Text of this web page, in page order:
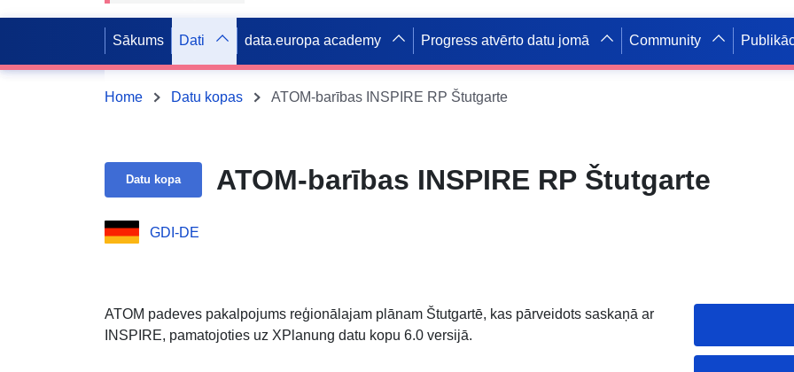
Sākums Dati data.europa academy Progress atvērto datu jomā Community
Home Datu kopas ATOM-barības INSPIRE RP Štutgarte
Datu kopa ATOM-barības INSPIRE RP Štutgarte
GDI-DE
ATOM padeves pakalpojums reģionālajam plānam Štutgartē, kas pārveidots saskaņā ar
INSPIRE, pamatojoties uz XPlanung datu kopu 6.0 versijā.